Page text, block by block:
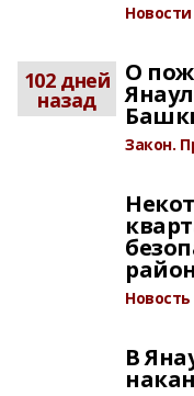
Новости
102 дней
назад
О
Закон.
В